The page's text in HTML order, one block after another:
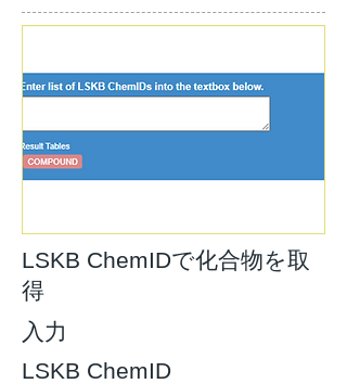
LSKB ChemIDで化合物を取
得
入力
LSKB ChemID